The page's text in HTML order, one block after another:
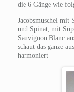
die 6 Gänge wie
Jacobsmuschel mit
und Spinat, mit
Sauvignon Blanc
schaut das ganze
harmoniert: